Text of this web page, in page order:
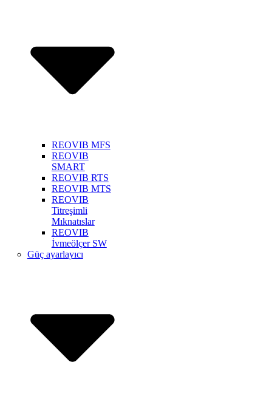
REOVIB MFS
REOVIB
SMART
REOVIB RTS
REOVIB MTS
REOVIB
Titreşimli
Mıknatıslar
REOVIB
İvmeölçer SW
Güç ayarlayıcı